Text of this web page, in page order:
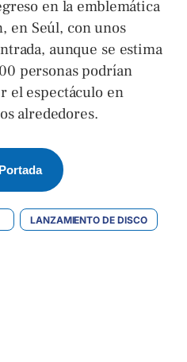
en la emblemática
en Seúl, con unos
aunque se estima
personas podrían
el espectáculo en
alrededores.
LANZAMIENTO DE DISCO